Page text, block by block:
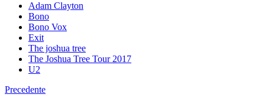
Adam Clayton
Bono
Bono Vox
Exit
The joshua tree
The Joshua Tree Tour 2017
U2
Precedente